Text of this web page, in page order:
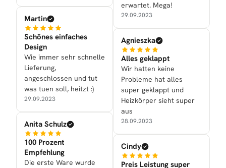
Martin
Schönes einfaches
Design
Wie immer sehr schnelle
Lieferung,
angeschlossen und tut
was tuen soll, heitzt :)
29.09.2023
Anita Schulz
100 Prozent
Empfehlung
Die erste Ware wurde
erwartet. Mega!
29.09.2023
Agnieszka
Alles geklappt
Wir hatten keine
Probleme hat alles
super geklappt und
Heizkörper sieht super
aus
28.09.2023
Cindy
Preis Leistung super